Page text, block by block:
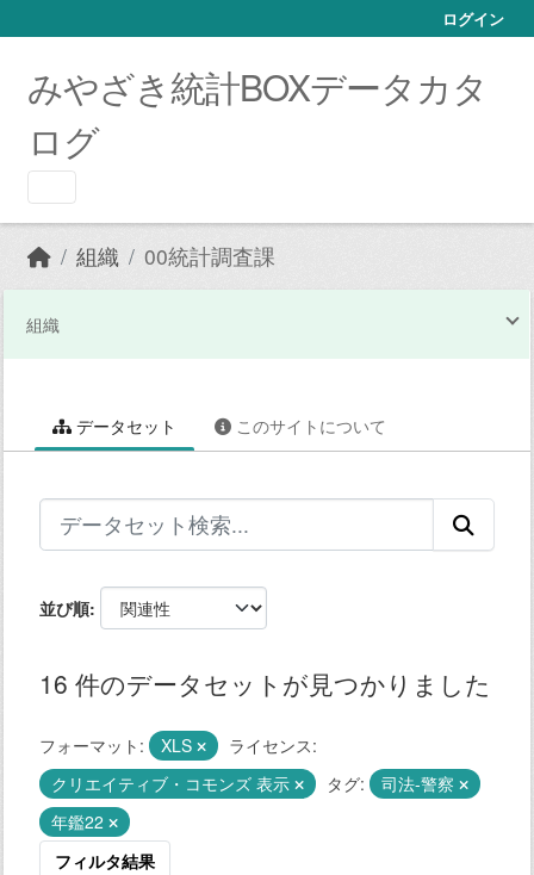
ログイン
みやざき統計BOXデータカタ
ログ
組織 00統計調査課
組織
データセット このサイトについて
並び順
16 件のデータセットが見つかりました
フォーマット: XLS
ライセンス:
クリエイティブ・コモンズ 表示
タグ:
司法-警察
年鑑22
フィルタ結果